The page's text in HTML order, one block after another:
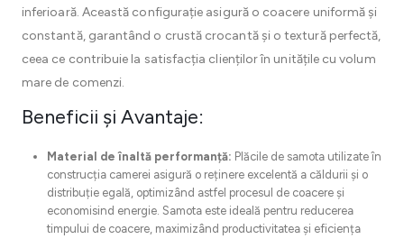
inferioară. Această configurație asigură o coacere uniformă și
constantă, garantând o crustă crocantă și o textură perfectă,
ceea ce contribuie la satisfacția clienților în unitățile cu volum
mare de comenzi.
Beneficii și Avantaje:
Material de înaltă performanță: Plăcile de samota utilizate în
construcția camerei asigură o reținere excelentă a căldurii și o
distribuție egală, optimizând astfel procesul de coacere și
economisind energie. Samota este ideală pentru reducerea
timpului de coacere, maximizând productivitatea și eficiența